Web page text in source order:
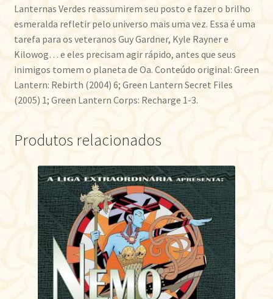
Lanternas Verdes reassumirem seu posto e fazer o brilho
esmeralda refletir pelo universo mais uma vez. Essa é uma
tarefa para os veteranos Guy Gardner, Kyle Rayner e
Kilowog… e eles precisam agir rápido, antes que seus
inimigos tomem o planeta de Oa. Conteúdo original: Green
Lantern: Rebirth (2004) 6; Green Lantern Secret Files
(2005) 1; Green Lantern Corps: Recharge 1-3.
Produtos relacionados